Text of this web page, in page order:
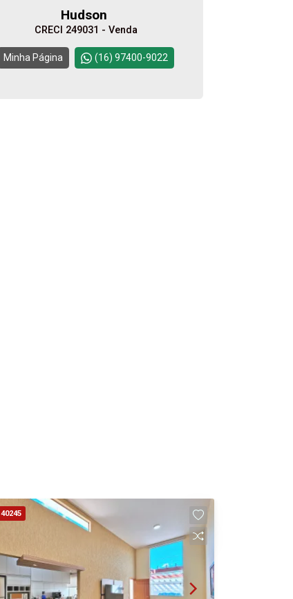
08
Aug/Sat
17
18
Aug/Tue
Continuar
Hudson
CRECI 249031 - Venda
Minha Página (16) 97400-9022
40245